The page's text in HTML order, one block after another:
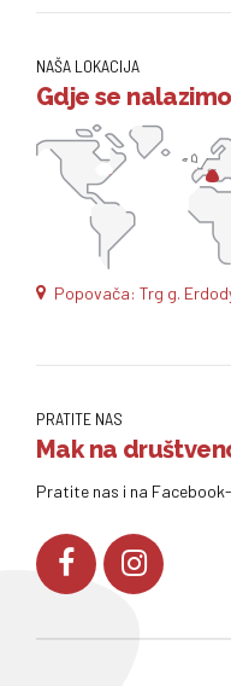
NAŠA LOKACIJA
Gdje se nalazimo
Popovača: Trg g.
PRATITE NAS
Mak na
Pratite nas i na